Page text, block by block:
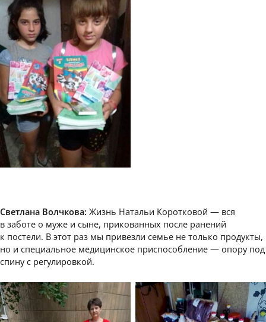
Светлана Волчкова: Жизнь Натальи Коротковой — вся
в заботе о муже и сыне, прикованных после ранений
к постели. В этот раз мы привезли семье не только продукты,
но и специальное медицинское приспособление — опору под
спину с регулировкой.